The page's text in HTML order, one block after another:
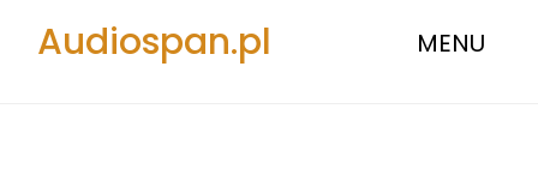
Audiospan.pl MENU